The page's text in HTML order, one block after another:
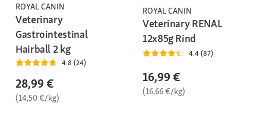
ROYAL CANIN
Veterinary
Gastrointestinal
Hairball 2 kg
4.8 (24)
28,99 €
(14,50 €/kg)
ROYAL CANIN
Veterinary RENAL
12x85g Rind
4.4 (87)
16,99 €
(16,66 €/kg)